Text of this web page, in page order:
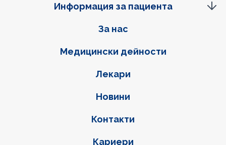
Фуутер навигация
За нас
Медицински дейности
Лекари
Новини
Контакти
Кариери
Информация за пациента